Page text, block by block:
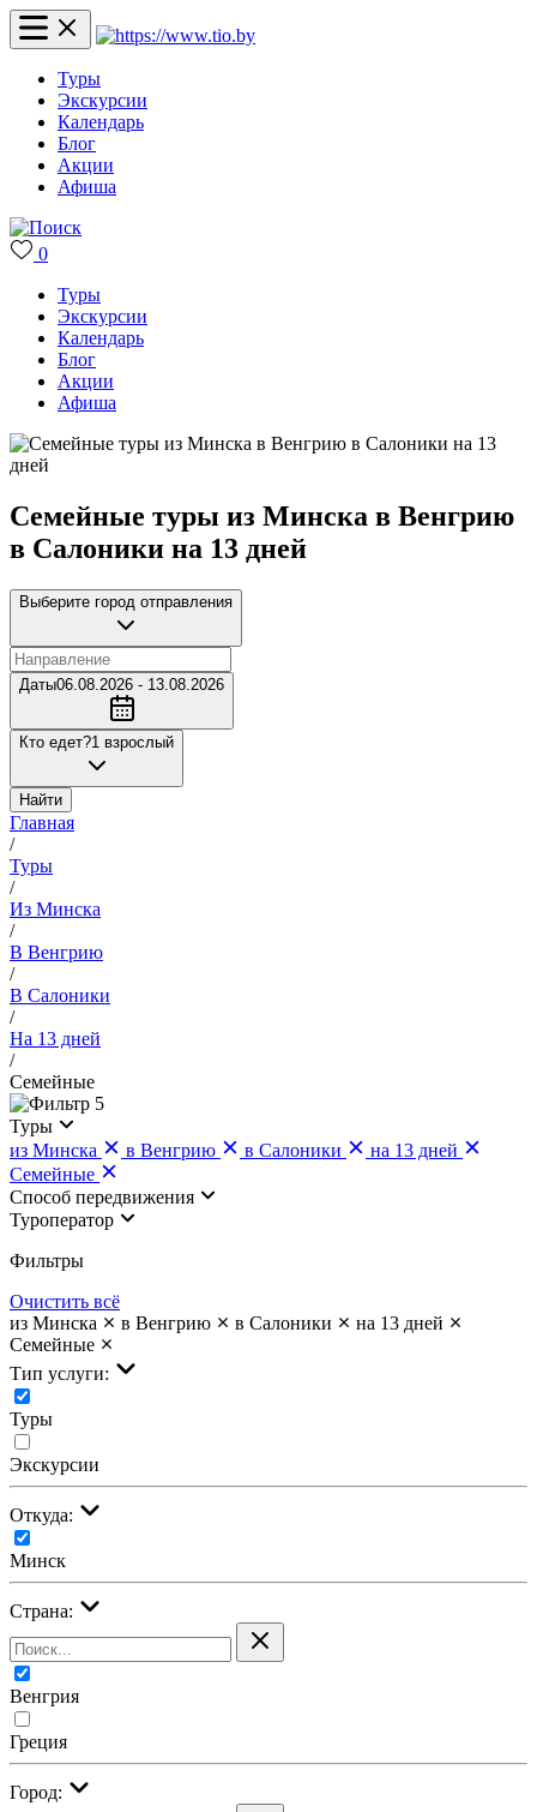
Туры
Экскурсии
Календарь
Блог
Акции
Афиша
0
Туры
Экскурсии
Календарь
Блог
Акции
Афиша
Семейные туры из Минска в Венгрию
в Салоники на 13 дней
Выберите город отправления
Даты06.08.2026 - 13.08.2026
Кто едет?1 взрослый
Найти
Главная
/
Туры
/
Из Минска
/
В Венгрию
/
В Салоники
/
На 13 дней
/
Семейные
5
Туры
из Минска
в Венгрию в Салоники
на 13 дней
Семейные
Cпособ передвижения
Туроператор
Фильтры
Очистить всё
из Минска
в Венгрию в Салоники
на 13 дней
Семейные
Тип услуги:
Туры
Экскурсии
Откуда:
Минск
Страна:
Венгрия
Греция
Город: